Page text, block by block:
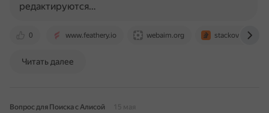
0 www.feathery.io webaim.org
редактируются…
Читать далее
Вопрос для Поиска с Алисой
15 мая